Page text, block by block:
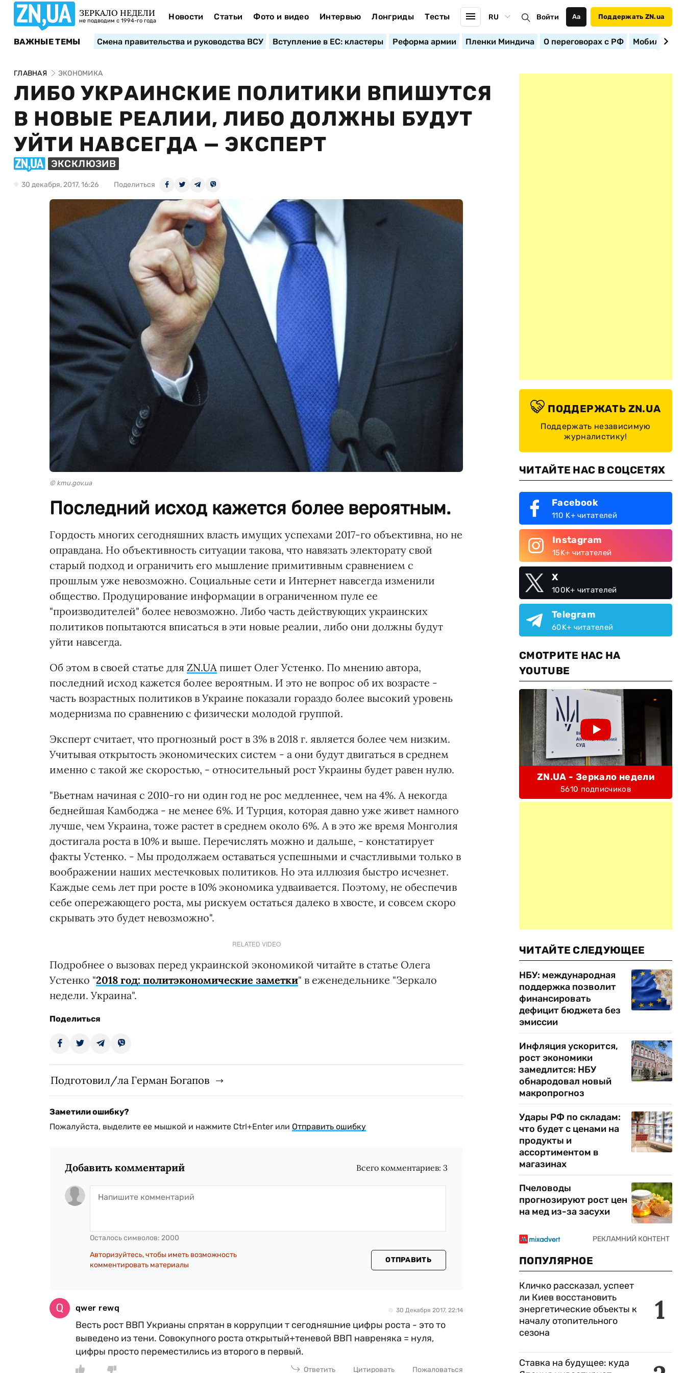
ЗЕРКАЛО НЕДЕЛИ
не подводим с 1994-го года Новости Статьи Фото и видео Интервью Лонгриды Тесты RU Войти Аа Поддержать ZN.ua
ВАЖНЫЕ ТЕМЫ Смена правительства и руководства ВСУ Вступление в ЕС: кластеры Реформа армии Пленки Миндича О переговорах с РФ
ГЛАВНАЯ ЭКОНОМИКА
ЛИБО УКРАИНСКИЕ ПОЛИТИКИ ВПИШУТСЯ
В НОВЫЕ РЕАЛИИ, ЛИБО ДОЛЖНЫ БУДУТ
УЙТИ НАВСЕГДА — ЭКСПЕРТ
ЭКСКЛЮЗИВ
30 декабря, 2017, 16:26 Поделиться
© kmu.gov.ua
Последний исход кажется более вероятным.
Гордость многих сегодняшних власть имущих успехами 2017-го объективна, но не
оправдана. Но объективность ситуации такова, что навязать электорату свой
старый подход и ограничить его мышление примитивным сравнением с
прошлым уже невозможно. Социальные сети и Интернет навсегда изменили
общество. Продуцирование информации в ограниченном пуле ее
"производителей" более невозможно. Либо часть действующих украинских
политиков попытаются вписаться в эти новые реалии, либо они должны будут
уйти навсегда.
Об этом в своей статье для ZN.UA пишет Олег Устенко. По мнению автора,
последний исход кажется более вероятным. И это не вопрос об их возрасте -
часть возрастных политиков в Украине показали гораздо более высокий уровень
модернизма по сравнению с физически молодой группой.
Эксперт считает, что прогнозный рост в 3% в 2018 г. является более чем низким.
Учитывая открытость экономических систем - а они будут двигаться в среднем
именно с такой же скоростью, - относительный рост Украины будет равен нулю.
"Вьетнам начиная с 2010-го ни один год не рос медленнее, чем на 4%. А некогда
беднейшая Камбоджа - не менее 6%. И Турция, которая давно уже живет намного
лучше, чем Украина, тоже растет в среднем около 6%. А в это же время Монголия
достигала роста в 10% и выше. Перечислять можно и дальше, - констатирует
факты Устенко. - Мы продолжаем оставаться успешными и счастливыми только в
воображении наших местечковых политиков. Но эта иллюзия быстро исчезнет.
Каждые семь лет при росте в 10% экономика удваивается. Поэтому, не обеспечив
себе опережающего роста, мы рискуем остаться далеко в хвосте, и совсем скоро
скрывать это будет невозможно".
RELATED VIDEO
Подробнее о вызовах перед украинской экономикой читайте в статье Олега
Устенко "2018 год: политэкономические заметки" в еженедельнике "Зеркало
недели. Украина".
Поделиться
Подготовил/ла Герман Богапов
Заметили ошибку?
Пожалуйста, выделите ее мышкой и нажмите Ctrl+Enter или Отправить ошибку
Добавить комментарий Всего комментариев:3
Осталось символов: 2000
Авторизуйтесь, чтобы иметь возможность
комментировать материалы
ОТПРАВИТЬ
qwer rewq 30 Декабря 2017, 22:14
Весть рост ВВП Укрианы спрятан в коррупции т сегодняшние цифры роста - это то
выведено из тени. Совокупного роста открытый+теневой ВВП навреняка = нуля,
цифры просто переместились из второго в первый.
Ответить Цитировать Пожаловаться
ПОДДЕРЖАТЬ ZN.UA
Поддержать независимую
журналистику!
ЧИТАЙТЕ НАС В СОЦСЕТЯХ
Facebook
110 K+ читателей
Instagram
15K+ читателей
X
100K+ читателей
Telegram
60K+ читателей
СМОТРИТЕ НАС НА
YOUTUBE
ZN.UA - Зеркало недели
5610 подписчиков
ЧИТАЙТЕ СЛЕДУЮЩЕЕ
НБУ: международная
поддержка позволит
финансировать
дефицит бюджета без
эмиссии
Инфляция ускорится,
рост экономики
замедлится: НБУ
обнародовал новый
макропрогноз
Удары РФ по складам:
что будет с ценами на
продукты и
ассортиментом в
магазинах
Пчеловоды
прогнозируют рост цен
на мед из-за засухи
ПОПУЛЯРНОЕ
1
Кличко рассказал, успеет
ли Киев восстановить
энергетические объекты к
началу отопительного
сезона
Ставка на будущее: куда